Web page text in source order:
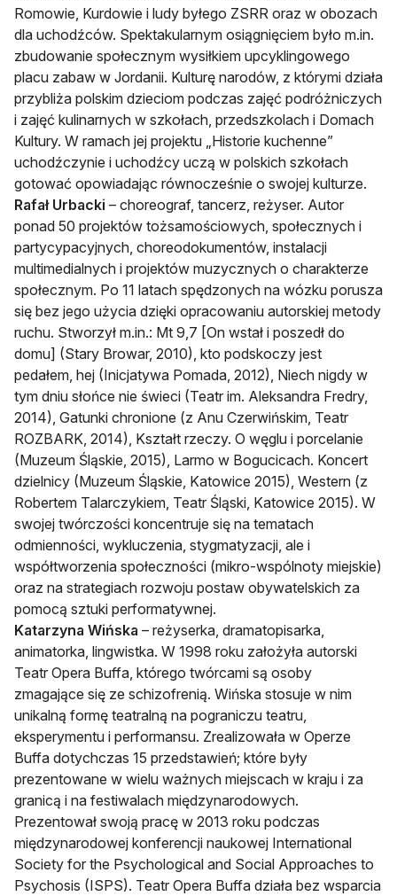
Romowie, Kurdowie i ludy byłego ZSRR oraz w obozach
dla uchodźców. Spektakularnym osiągnięciem było m.in.
zbudowanie społecznym wysiłkiem upcyklingowego
placu zabaw w Jordanii. Kulturę narodów, z którymi działa
przybliża polskim dzieciom podczas zajęć podróżniczych
i zajęć kulinarnych w szkołach, przedszkolach i Domach
Kultury. W ramach jej projektu „Historie kuchenne”
uchodźczynie i uchodźcy uczą w polskich szkołach
gotować opowiadając równocześnie o swojej kulturze.
Rafał Urbacki – choreograf, tancerz, reżyser. Autor
ponad 50 projektów tożsamościowych, społecznych i
partycypacyjnych, choreodokumentów, instalacji
multimedialnych i projektów muzycznych o charakterze
społecznym. Po 11 latach spędzonych na wózku porusza
się bez jego użycia dzięki opracowaniu autorskiej metody
ruchu. Stworzył m.in.: Mt 9,7 [On wstał i poszedł do
domu] (Stary Browar, 2010), kto podskoczy jest
pedałem, hej (Inicjatywa Pomada, 2012), Niech nigdy w
tym dniu słońce nie świeci (Teatr im. Aleksandra Fredry,
2014), Gatunki chronione (z Anu Czerwińskim, Teatr
ROZBARK, 2014), Kształt rzeczy. O węglu i porcelanie
(Muzeum Śląskie, 2015), Larmo w Bogucicach. Koncert
dzielnicy (Muzeum Śląskie, Katowice 2015), Western (z
Robertem Talarczykiem, Teatr Śląski, Katowice 2015). W
swojej twórczości koncentruje się na tematach
odmienności, wykluczenia, stygmatyzacji, ale i
współtworzenia społeczności (mikro-wspólnoty miejskie)
oraz na strategiach rozwoju postaw obywatelskich za
pomocą sztuki performatywnej.
Katarzyna Wińska – reżyserka, dramatopisarka,
animatorka, lingwistka. W 1998 roku założyła autorski
Teatr Opera Buffa, którego twórcami są osoby
zmagające się ze schizofrenią. Wińska stosuje w nim
unikalną formę teatralną na pograniczu teatru,
eksperymentu i performansu. Zrealizowała w Operze
Buffa dotychczas 15 przedstawień; które były
prezentowane w wielu ważnych miejscach w kraju i za
granicą i na festiwalach międzynarodowych.
Prezentował swoją pracę w 2013 roku podczas
międzynarodowej konferencji naukowej International
Society for the Psychological and Social Approaches to
Psychosis (ISPS). Teatr Opera Buffa działa bez wsparcia